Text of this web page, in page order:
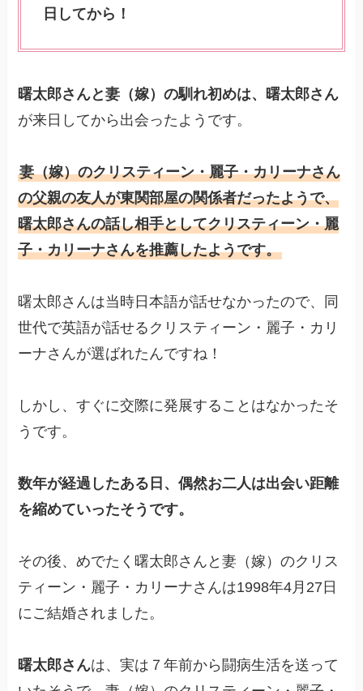
日してから！
曙太郎さんと妻（嫁）の馴れ初めは、曙太郎さん
が来日してから出会ったようです。
妻（嫁）のクリスティーン・麗子・カリーナさん
の父親の友人が東関部屋の関係者だったようで、
曙太郎さんの話し相手としてクリスティーン・麗
子・カリーナさんを推薦したようです。
曙太郎さんは当時日本語が話せなかったので、同
世代で英語が話せるクリスティーン・麗子・カリ
ーナさんが選ばれたんですね！
しかし、すぐに交際に発展することはなかったそ
うです。
数年が経過したある日、偶然お二人は出会い距離
を縮めていったそうです。
その後、めでたく曙太郎さんと妻（嫁）のクリス
ティーン・麗子・カリーナさんは1998年4月27日
にご結婚されました。
曙太郎さんは、実は７年前から闘病生活を送って